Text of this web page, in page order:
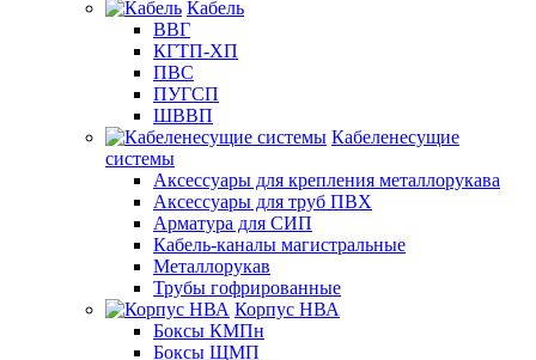
Кабель
ВВГ
КГТП-ХП
ПВС
ПУГСП
ШВВП
Кабеленесущие
системы
Аксессуары для крепления металлорукава
Аксессуары для труб ПВХ
Арматура для СИП
Кабель-каналы магистральные
Металлорукав
Трубы гофрированные
Корпус НВА
Боксы КМПн
Боксы ЩМП